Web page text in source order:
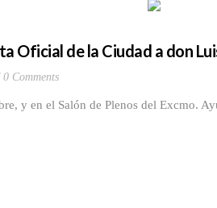
Oficial de la Ciudad a don
0 Comments
el Salón de Plenos del Excmo.